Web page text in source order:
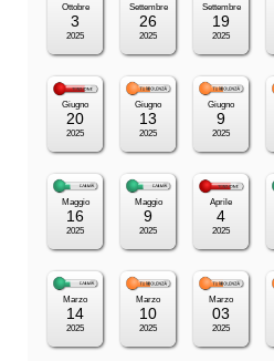
Ottobre
3
2025
Settembre
26
2025
Settembre
19
2025
Giugno
20
2025
Giugno
13
2025
Giugno
9
2025
Maggio
16
2025
Maggio
9
2025
Aprile
4
2025
Marzo
14
2025
Marzo
10
2025
Marzo
03
2025